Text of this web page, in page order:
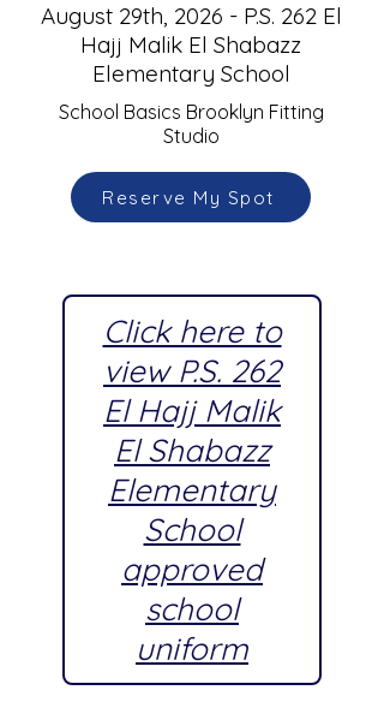
August 29th, 2026 - P.S. 262 El
Hajj Malik El Shabazz
Elementary School
School Basics Brooklyn Fitting
Studio
Reserve My Spot
Click here to
view P.S. 262
El Hajj Malik
El Shabazz
Elementary
School
approved
school
uniform